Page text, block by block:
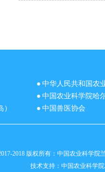
中华人民共和国农
中国农业科学院哈
中国兽医协会
2018 版权所有：中国农业科学
技术支持： 中国农业科学